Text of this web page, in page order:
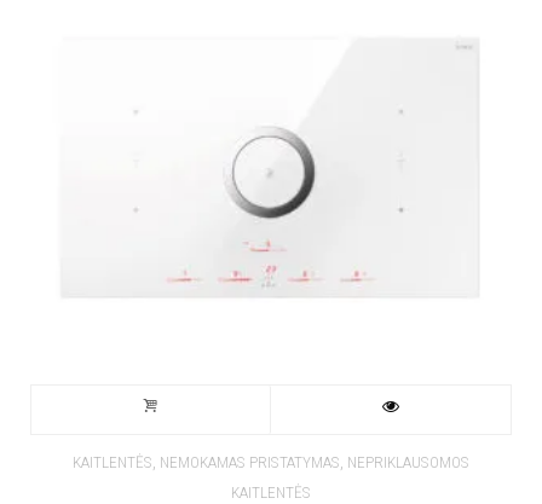
KAITLENTĖS, NEMOKAMAS PRISTATYMAS, NEPRIKLAUSOMOS
KAITLENTĖS